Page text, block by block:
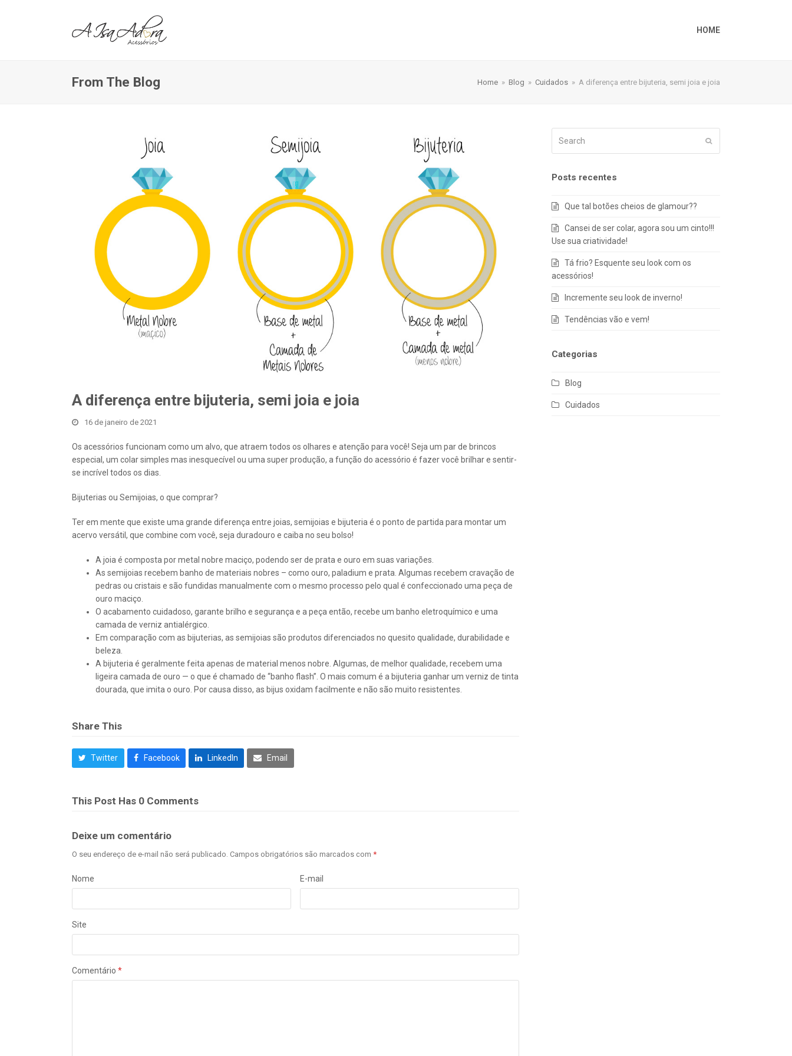
HOME
From The Blog Home » Blog » Cuidados » A diferença entre bijuteria, semi joia e joia
A diferença entre bijuteria, semi joia e joia
16 de janeiro de 2021
Os acessórios funcionam como um alvo, que atraem todos os olhares e atenção para você! Seja um par de brincos
especial, um colar simples mas inesquecível ou uma super produção, a função do acessório é fazer você brilhar e sentir-
se incrível todos os dias.
Bijuterias ou Semijoias, o que comprar?
Ter em mente que existe uma grande diferença entre joias, semijoias e bijuteria é o ponto de partida para montar um
acervo versátil, que combine com você, seja duradouro e caiba no seu bolso!
A joia é composta por metal nobre maciço, podendo ser de prata e ouro em suas variações.
As semijoias recebem banho de materiais nobres – como ouro, paladium e prata. Algumas recebem cravação de
pedras ou cristais e são fundidas manualmente com o mesmo processo pelo qual é confeccionado uma peça de
ouro maciço.
O acabamento cuidadoso, garante brilho e segurança e a peça então, recebe um banho eletroquímico e uma
camada de verniz antialérgico.
Em comparação com as bijuterias, as semijoias são produtos diferenciados no quesito qualidade, durabilidade e
beleza.
A bijuteria é geralmente feita apenas de material menos nobre. Algumas, de melhor qualidade, recebem uma
ligeira camada de ouro — o que é chamado de “banho flash”. O mais comum é a bijuteria ganhar um verniz de tinta
dourada, que imita o ouro. Por causa disso, as bijus oxidam facilmente e não são muito resistentes.
Share This
Twitter Facebook LinkedIn Email
This Post Has 0 Comments
Deixe um comentário
O seu endereço de e-mail não será publicado. Campos obrigatórios são marcados com *
Nome E-mail
Site
Comentário *
Posts recentes
Que tal botões cheios de glamour??
Cansei de ser colar, agora sou um cinto!!!
Use sua criatividade!
Tá frio? Esquente seu look com os
acessórios!
Incremente seu look de inverno!
Tendências vão e vem!
Categorias
Blog
Cuidados